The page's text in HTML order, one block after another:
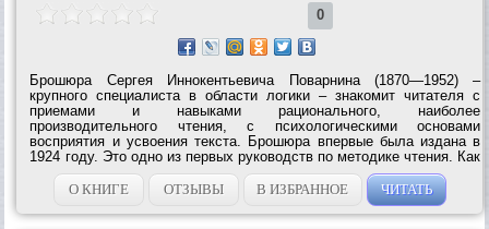
0
Брошюра Сергея Иннокентьевича Поварнина (1870—1952) –
крупного специалиста в области логики – знакомит читателя с
приемами и навыками рационального, наиболее
производительного чтения, с психологическими основами
восприятия и усвоения текста. Брошюра впервые была издана в
1924 году. Это одно из первых руководств по методике чтения. Как
писал C. И. Пoварнин в предисловии к изданию 1924 года, – это
«краткое введение в искусство чтения»....
О КНИГЕ ОТЗЫВЫ В ИЗБРАННОЕ ЧИТАТЬ